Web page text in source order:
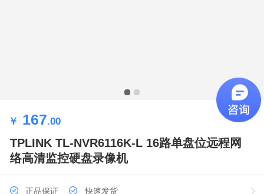
￥ 167.00
TPLINK TL-NVR6116K-L 16路单盘位远程网
络高清监控硬盘录像机
正品保证 快速发货